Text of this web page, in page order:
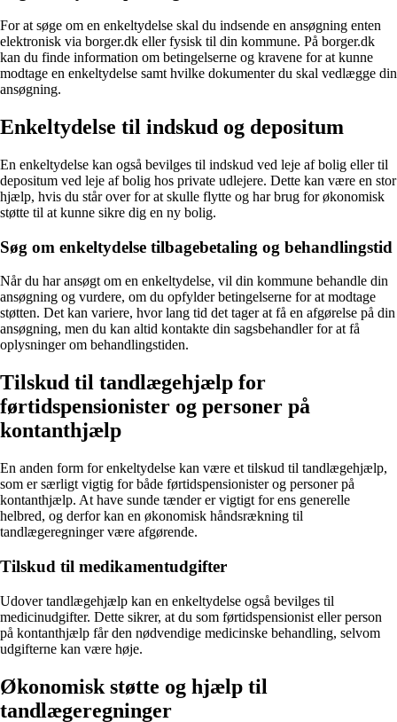
For at søge om en enkeltydelse skal du indsende en ansøgning enten
elektronisk via borger.dk eller fysisk til din kommune. På borger.dk
kan du finde information om betingelserne og kravene for at kunne
modtage en enkeltydelse samt hvilke dokumenter du skal vedlægge din
ansøgning.
Enkeltydelse til indskud og depositum
En enkeltydelse kan også bevilges til indskud ved leje af bolig eller til
depositum ved leje af bolig hos private udlejere. Dette kan være en stor
hjælp, hvis du står over for at skulle flytte og har brug for økonomisk
støtte til at kunne sikre dig en ny bolig.
Søg om enkeltydelse tilbagebetaling og behandlingstid
Når du har ansøgt om en enkeltydelse, vil din kommune behandle din
ansøgning og vurdere, om du opfylder betingelserne for at modtage
støtten. Det kan variere, hvor lang tid det tager at få en afgørelse på din
ansøgning, men du kan altid kontakte din sagsbehandler for at få
oplysninger om behandlingstiden.
Tilskud til tandlægehjælp for
førtidspensionister og personer på
kontanthjælp
En anden form for enkeltydelse kan være et tilskud til tandlægehjælp,
som er særligt vigtig for både førtidspensionister og personer på
kontanthjælp. At have sunde tænder er vigtigt for ens generelle
helbred, og derfor kan en økonomisk håndsrækning til
tandlægeregninger være afgørende.
Tilskud til medikamentudgifter
Udover tandlægehjælp kan en enkeltydelse også bevilges til
medicinudgifter. Dette sikrer, at du som førtidspensionist eller person
på kontanthjælp får den nødvendige medicinske behandling, selvom
udgifterne kan være høje.
Økonomisk støtte og hjælp til
tandlægeregninger